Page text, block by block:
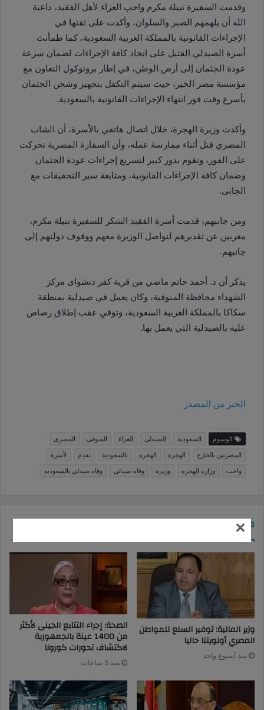
وقدمت السفيرة نبيلة مكرم واجب العزاء لأهل الفقيد، داعية
الله أن يلهمهم الصبر والسلوان، وأكدت على ثقتها في
الإجراءات القانونية بالمملكة العربية السعودية، كما طمأنت
أسرة الصيدلي القتيل على اتخاذ كافة الإجراءات لضمان سرعة
عودة الجثمان إلى أرض الوطن، في إطار بروتوكول التعاون مع
مؤسسة مصر الخير، حيث سيتم التكفل بتجهيز وشحن الجثمان
بأسرع وقت فور انتهاء الإجراءات القانونية بالسعودية.
وأكدت وزيرة الهجرة، خلال اتصال هاتفي بالأسرة، أن الشاب
المصري قتل أثناء ممارسة عمله، وأن السفارة المصرية تحركت
على الفور، وتقوم بدور كبير لتسريع إجراءات عودة الجثمان
وضمان كافة الإجراءات القانونية، ومتابعة سير التحقيقات مع
الجانى.
ومن جانبهم، قدمت أسرة الفقيد الشكر للسفيرة نبيلة مكرم،
معربين عن تقديرهم لتواصل الوزيرة معهم ووقوف دولتهم إلى
جانبهم.
يذكر أن د. أحمد حاتم ماضي من قرية كفر دنشواى مركز
الشهداء محافظة المنوفية، وكان يعمل في صيدلية بمنطقة
سكاكا بالمملكة العربية السعودية، وتوفي عقب إطلاق رصاص
عليه بالصيدلية التي يعمل بها.
الخبر من المصدر
الوسوم السعوديه الصيدلى العزاء المتوفى
المصرى
المصريين بالخارج
الهجرة الهجره بالسعودية تقدم
لأسرة
واجب
وزاره الهجره وزيرة وفاه صيدلى وفاه صيدلى بالسعوديه
مقالات ذات صلة
وزير المالية: توفير السلع للمواطن
المصري أولويتنا حاليا
منذ أسبوع واحد
الصحة: إجراء التتابع الجينى لأكثر
من 1400 عينة بالجمهورية
لاكتشاف تحورات كورونا
منذ 5 ساعات
×